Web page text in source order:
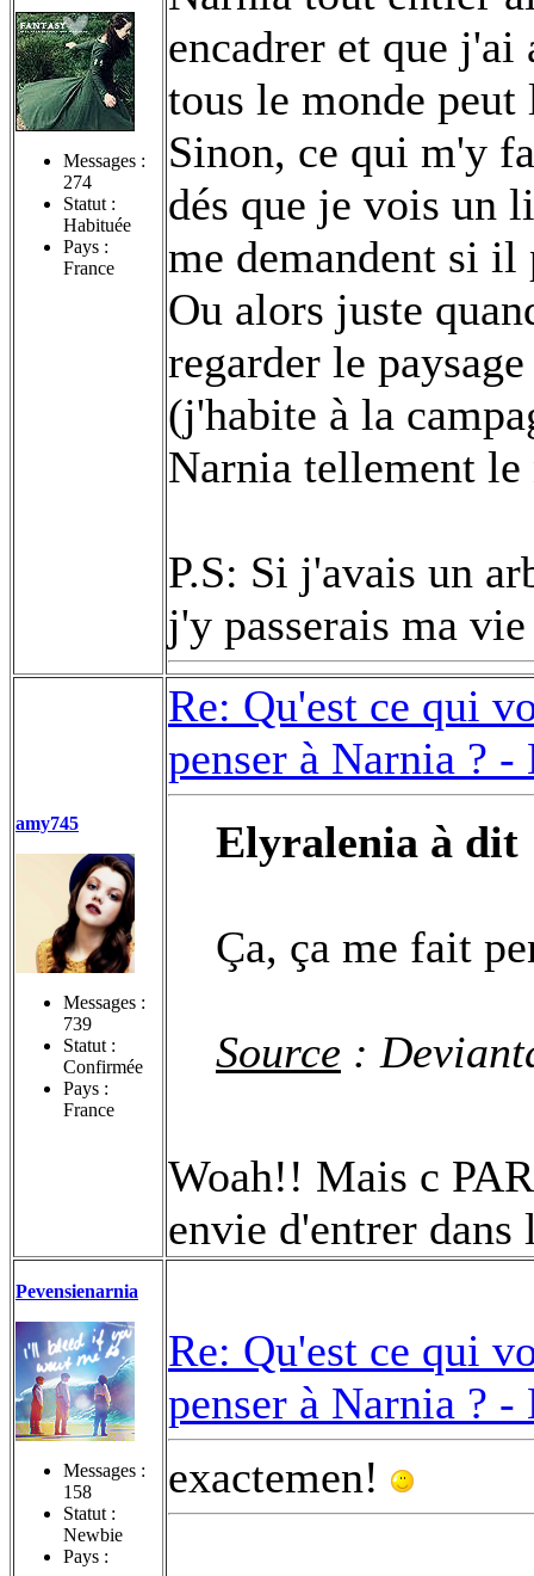
Messages :
274
Statut :
Habituée
Pays :
France
encadrer et que j'ai
tous le monde
Sinon, ce qui m'y
dés que je vois un
me demandent si
Ou alors juste
regarder le
(j'habite à la
Narnia tellement le
P.S: Si j'avais un
j'y passerais ma
amy745
Messages :
739
Statut :
Confirmée
Pays :
France
Re: Qu'est ce qui
penser à Narnia ? -
Elyralenia à dit
Ça, ça me fait
Source :
Woah!! Mais c
envie d'entrer
Pevensienarnia
Messages :
158
Statut :
Newbie
Pays :
Re: Qu'est ce qui
penser à Narnia ? -
exactemen!